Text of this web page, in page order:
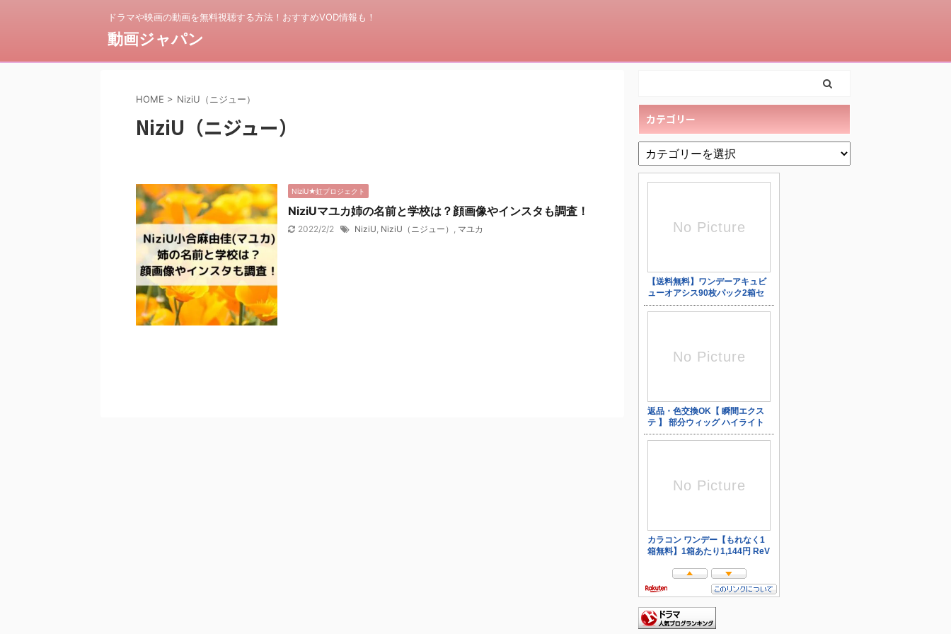
ドラマや映画の動画を無料視聴する方法！おすすめVOD情報も！
動画ジャパン
HOME > NiziU（ニジュー）
NiziU（ニジュー）
NiziU★虹プロジェクト
NiziUマユカ姉の名前と学校は？顔画像やインスタも調査！
2022/2/2 NiziU, NiziU（ニジュー） , マユカ
カテゴリー